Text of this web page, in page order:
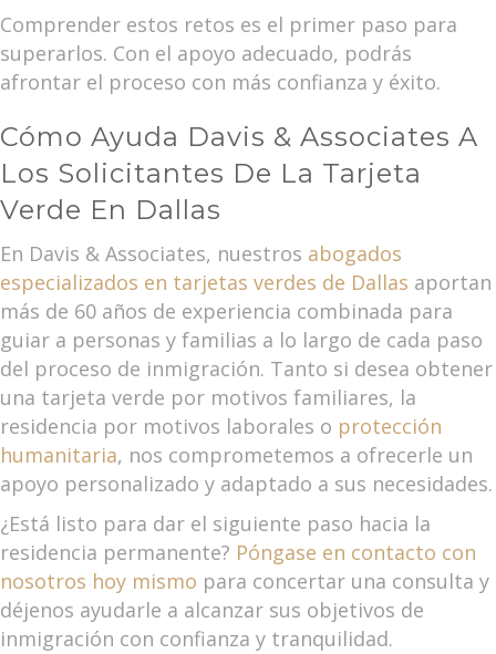
Comprender estos retos es el primer paso para
superarlos. Con el apoyo adecuado, podrás
afrontar el proceso con más confianza y éxito.
Cómo Ayuda Davis & Associates A
Los Solicitantes De La Tarjeta
Verde En Dallas
En Davis & Associates, nuestros abogados
especializados en tarjetas verdes de Dallas aportan
más de 60 años de experiencia combinada para
guiar a personas y familias a lo largo de cada paso
del proceso de inmigración. Tanto si desea obtener
una tarjeta verde por motivos familiares, la
residencia por motivos laborales o protección
humanitaria, nos comprometemos a ofrecerle un
apoyo personalizado y adaptado a sus necesidades.
¿Está listo para dar el siguiente paso hacia la
residencia permanente? Póngase en contacto con
nosotros hoy mismo para concertar una consulta y
déjenos ayudarle a alcanzar sus objetivos de
inmigración con confianza y tranquilidad.